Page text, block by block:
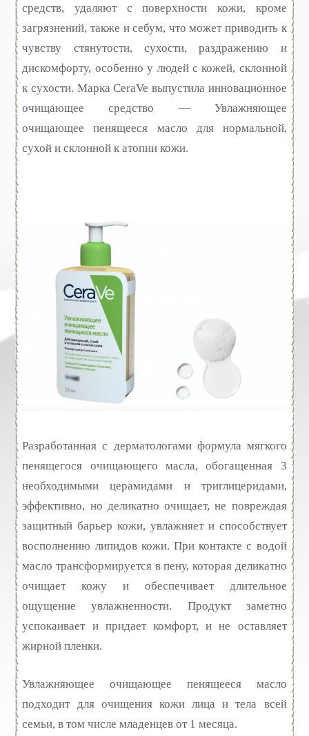
средств, удаляют с поверхности кожи, кроме
загрязнений, также и себум, что может приводить к
чувству стянутости, сухости, раздражению и
дискомфорту, особенно у людей с кожей, склонной
к сухости. Марка CeraVe выпустила инновационное
очищающее средство — Увлажняющее
очищающее пенящееся масло для нормальной,
сухой и склонной к атопии кожи.
Разработанная с дерматологами формула мягкого
пенящегося очищающего масла, обогащенная 3
необходимыми церамидами и триглицеридами,
эффективно, но деликатно очищает, не повреждая
защитный барьер кожи, увлажняет и способствует
восполнению липидов кожи. При контакте с водой
масло трансформируется в пену, которая деликатно
очищает кожу и обеспечивает длительное
ощущение увлажненности. Продукт заметно
успокаивает и придает комфорт, и не оставляет
жирной пленки.
Увлажняющее очищающее пенящееся масло
подходит для очищения кожи лица и тела всей
семьи, в том числе младенцев от 1 месяца.